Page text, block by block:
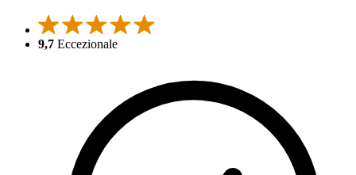
9,7 Eccezionale